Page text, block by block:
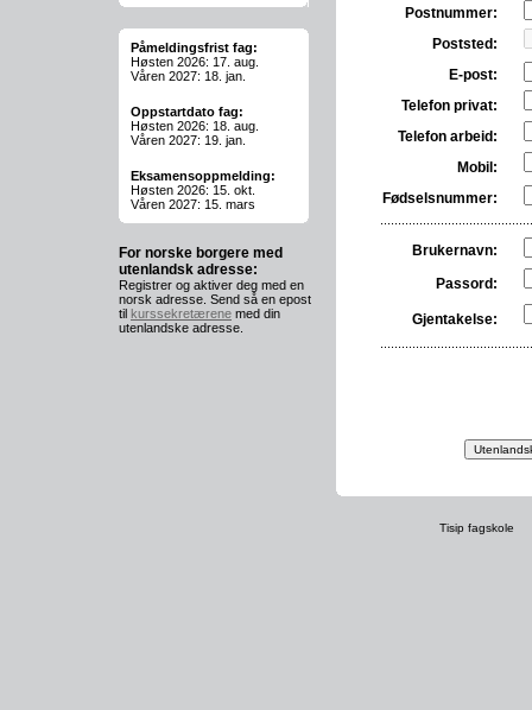
Påmeldingsfrist fag:
Høsten 2026: 17. aug.
Våren 2027: 18. jan.
Oppstartdato fag:
Høsten 2026: 18. aug.
Våren 2027: 19. jan.
Eksamensoppmelding:
Høsten 2026: 15. okt.
Våren 2027: 15. mars
For norske borgere med
utenlandsk adresse:
Registrer og aktiver deg med en
norsk adresse. Send så en epost
til kurssekretærene med din
utenlandske adresse.
Postnummer:
Poststed:
E-post:
Telefon privat:
Telefon arbeid:
Mobil:
Fødselsnummer:
Brukernavn:
Passord:
Gjentakelse:
Tisip fagskole